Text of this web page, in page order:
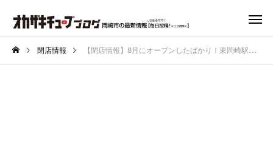
閉店情報 【閉店情報】8月にオープンしたばかり！東岡崎駅近くのディスコ「オカラジャ」が閉店！